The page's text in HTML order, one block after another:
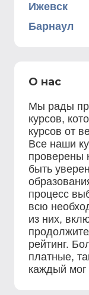
Ижевск
Барнаул
О нас
Мы рады
курсов,
курсов от
Все наши
проверены
быть
процесс
всю
из них,
рейтинг.
платные,
каждый мог